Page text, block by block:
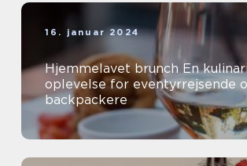
16. januar 2024
Hjemmelavet brunch En kulinarisk
oplevelse for eventyrrejsende
backpackere